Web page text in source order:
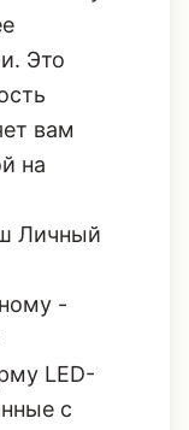
Это
вам
на
Личный
-
LED-
с